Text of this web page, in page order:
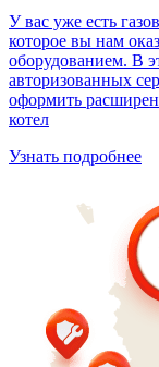
У вас уже есть
которое вы нам
оборудованием. В
авторизованных
оформить
котел
Узнать подробнее